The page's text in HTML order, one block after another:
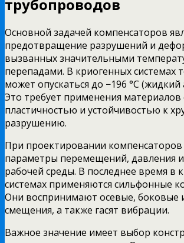
трубопроводов
Основной задачей компенсаторов
предотвращение разрушений и
вызванных значительными
перепадами. В криогенных системах
может опускаться до −196 °C (жидкий
Это требует применения материалов
пластичностью и устойчивостью к
разрушению.
При проектировании
параметры перемещений, давления
рабочей среды. В последнее время в
системах применяются сильфонные
Они воспринимают осевые, боковые
смещения, а также гасят вибрации.
Важное значение имеет выбор